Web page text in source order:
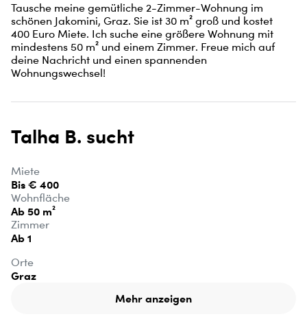
Tausche meine gemütliche 2-Zimmer-Wohnung im
schönen Jakomini, Graz. Sie ist 30 m² groß und kostet
400 Euro Miete. Ich suche eine größere Wohnung mit
mindestens 50 m² und einem Zimmer. Freue mich auf
deine Nachricht und einen spannenden
Wohnungswechsel!
Talha B. sucht
Miete
Bis € 400
Wohnfläche
Ab 50 m²
Zimmer
Ab 1
Orte
Graz
Mehr anzeigen